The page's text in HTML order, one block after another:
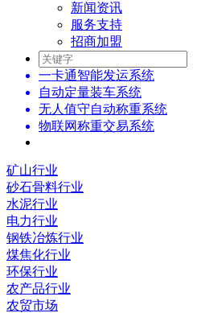
新闻资讯
服务支持
招商加盟
一卡通智能发运系统
自动定量装车系统
无人值守自动称重系统
物联网称重交易系统
矿山行业
砂石骨料行业
水泥行业
电力行业
钢铁冶炼行业
煤焦化行业
环保行业
农产品行业
农贸市场